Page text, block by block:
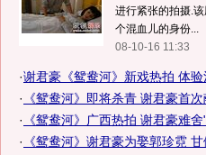
进行紧张的拍摄.
个混血儿的身份...
08-10-16 11:33
·谢君豪《鸳鸯河》新戏热拍 体
· 《鸳鸯河》即将杀青 谢君豪首
· 《鸳鸯河》广西热拍 谢君豪难
· 《鸳鸯河》谢君豪为娶郭珍霓 甘